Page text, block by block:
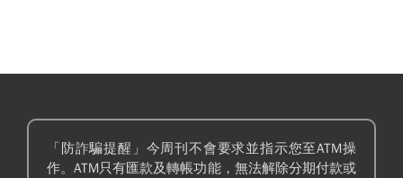
「防詐騙提醒」今周刊不會要求並指示您至ATM操
作。ATM只有匯款及轉帳功能，無法解除分期付款或